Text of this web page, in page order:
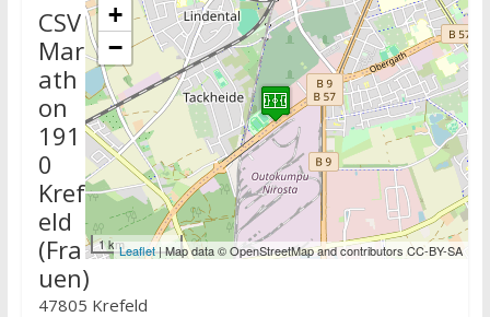
+
−
1 kmLeaflet| Map data © OpenStreetMap and contributors CC-BY-SA
CSV
Mar
ath
on
191
0
Kref
eld
(Fra
uen)
47805 Krefeld